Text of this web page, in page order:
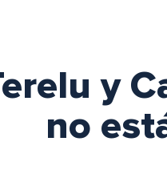
y
no